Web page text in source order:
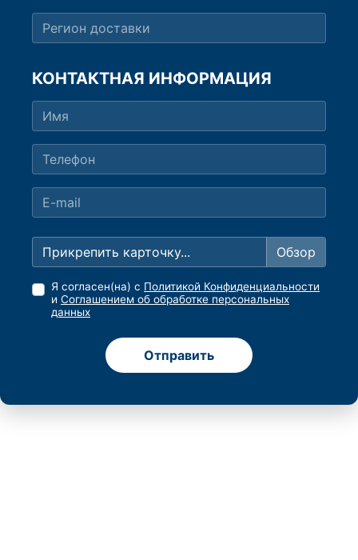
КОНТАКТНАЯ ИНФОРМАЦИЯ
Прикрепить карточку...
Я согласен(на) с Политикой Конфиденциальности
и Соглашением об обработке персональных
данных
Отправить